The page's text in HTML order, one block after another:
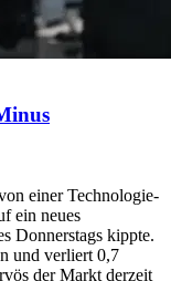
einer Technologie-
ein neues
Donnerstags kippte.
und verliert 0,7
der Markt derzeit